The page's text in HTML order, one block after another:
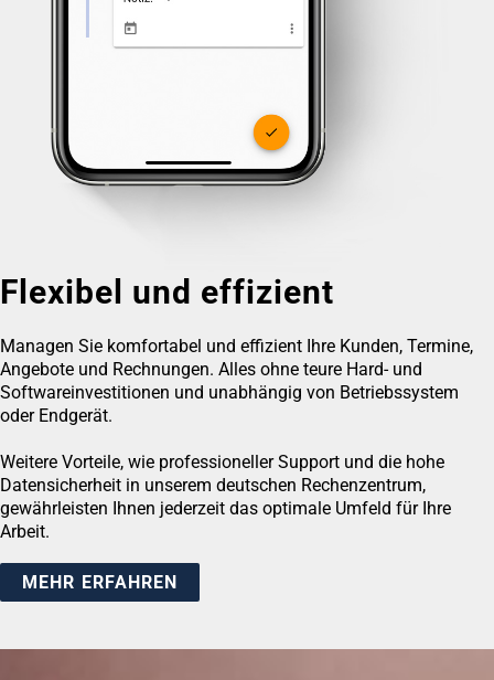
Flexibel und effizient
Managen Sie komfortabel und effizient Ihre Kunden, Termine,
Angebote und Rechnungen. Alles ohne teure Hard- und
Softwareinvestitionen und unabhängig von Betriebssystem
oder Endgerät.
Weitere Vorteile, wie professioneller Support und die hohe
Datensicherheit in unserem deutschen Rechenzentrum,
gewährleisten Ihnen jederzeit das optimale Umfeld für Ihre
Arbeit.
MEHR ERFAHREN